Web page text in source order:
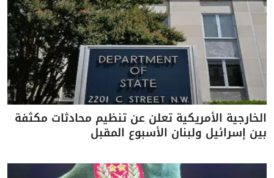
الخارجية الأمريكية تعلن عن تنظيم محادثات مكثفة
بين إسرائيل ولبنان الأسبوع المقبل